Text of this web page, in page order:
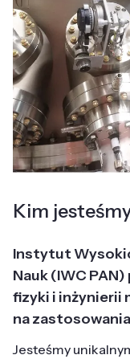
Kim
Instytut
Nauk (IWC
fizyki i inżynierii
na
Jesteśmy